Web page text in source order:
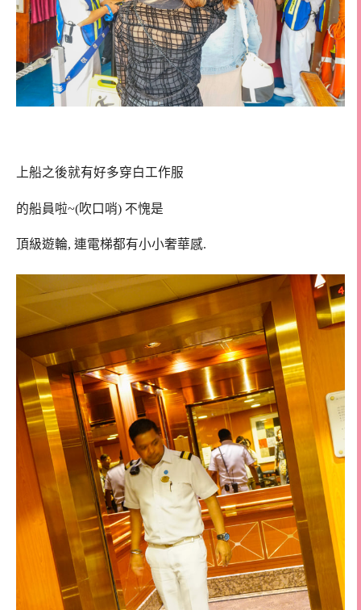
上船之後就有好多穿白工作服
的船員啦~(吹口哨) 不愧是
頂級遊輪, 連電梯都有小小奢華感.